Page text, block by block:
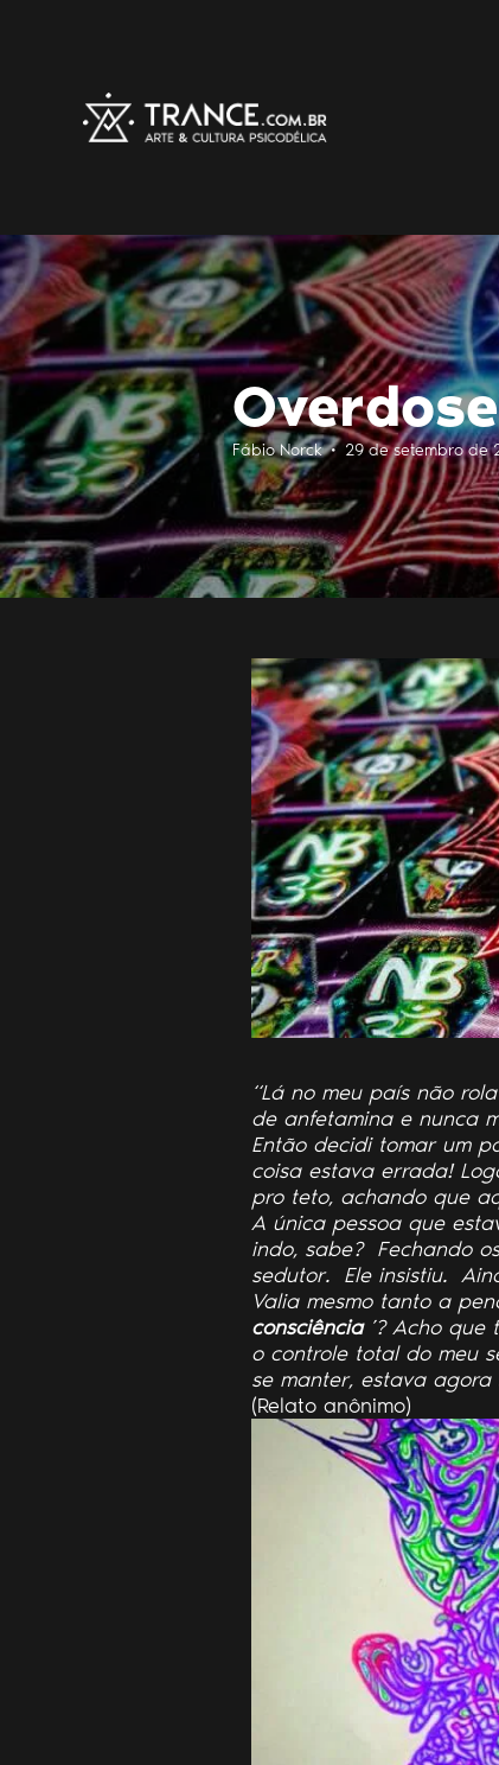
Fábio Norck • 29 de setembro de
“Lá no meu país não
de anfetamina e nunca
Então decidi tomar um
coisa estava errada!
pro teto, achando que
A única pessoa que
indo, sabe? Fechando
sedutor. Ele insistiu.
Valia mesmo tanto a
consciência’? Acho que
o controle total do meu
se manter, estava
(Relato anônimo)